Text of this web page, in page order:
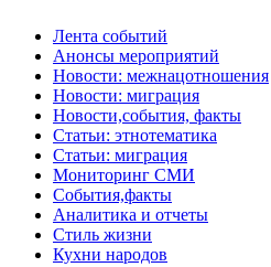
Лента событий
Анонсы мероприятий
Новости: межнацотношения
Новости: миграция
Новости,события, факты
Статьи: этнотематика
Статьи: миграция
Мониторинг СМИ
События,факты
Аналитика и отчеты
Стиль жизни
Кухни народов